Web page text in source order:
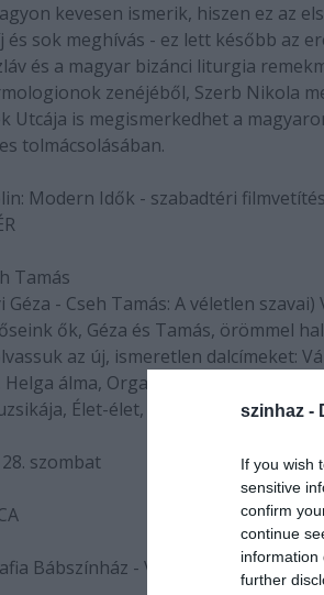
szinhaz -
If you wish
sensitive
confirm
continue
information
further
kevesen ismerik, hiszen ez az
és sok meghívás - ez lett később az
és a magyar bizánci liturgia
zenéjéből, Szerb Nikola
Utcája is megismerkedhet a
tolmácsolásában.
Modern Idők - szabadtéri filmvetítés
Tamás
Géza - Cseh Tamás: A véletlen
ők, Géza és Tamás, örömmel
az új, ismeretlen dalcímeket:
álma, Orgazmus, Ne állítsatok
Élet-élet, Ágnesre várva, 2004-
szombat
Bábszínház - Vásári bábjáték